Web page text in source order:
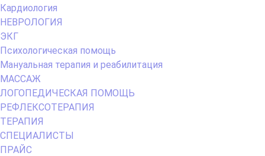
Кардиология
НЕВРОЛОГИЯ
ЭКГ
Психологическая помощь
Мануальная терапия и реабилитация
МАССАЖ
ЛОГОПЕДИЧЕСКАЯ ПОМОЩЬ
РЕФЛЕКСОТЕРАПИЯ
ТЕРАПИЯ
СПЕЦИАЛИСТЫ
ПРАЙС